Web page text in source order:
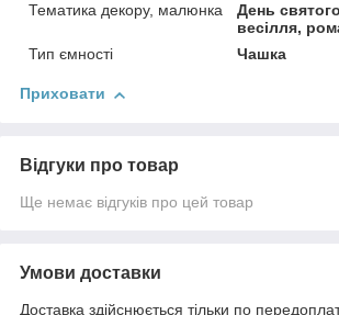
Тематика декору, малюнка
День
весілля,
Тип ємності
Чашка
Приховати
Відгуки про товар
Ще немає відгуків про цей товар
Умови доставки
Доставка здійснюється тільки по